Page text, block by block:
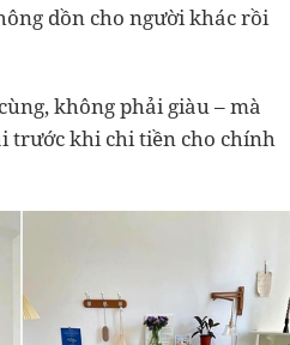
dồn cho người khác rồi
không phải giàu – mà
trước khi chi tiền cho chính